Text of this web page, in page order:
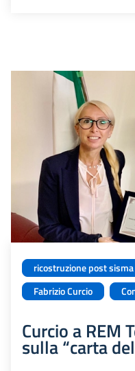
ricostruzione post sisma
Fabrizio Curcio
Curcio a REM
sulla “carta